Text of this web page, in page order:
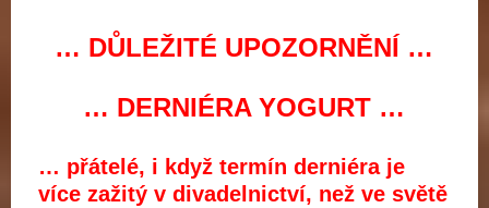
… DŮLEŽITÉ UPOZORNĚNÍ …
… DERNIÉRA YOGURT …
… přátelé, i když termín derniéra je
více zažitý v divadelnictví, než ve světě